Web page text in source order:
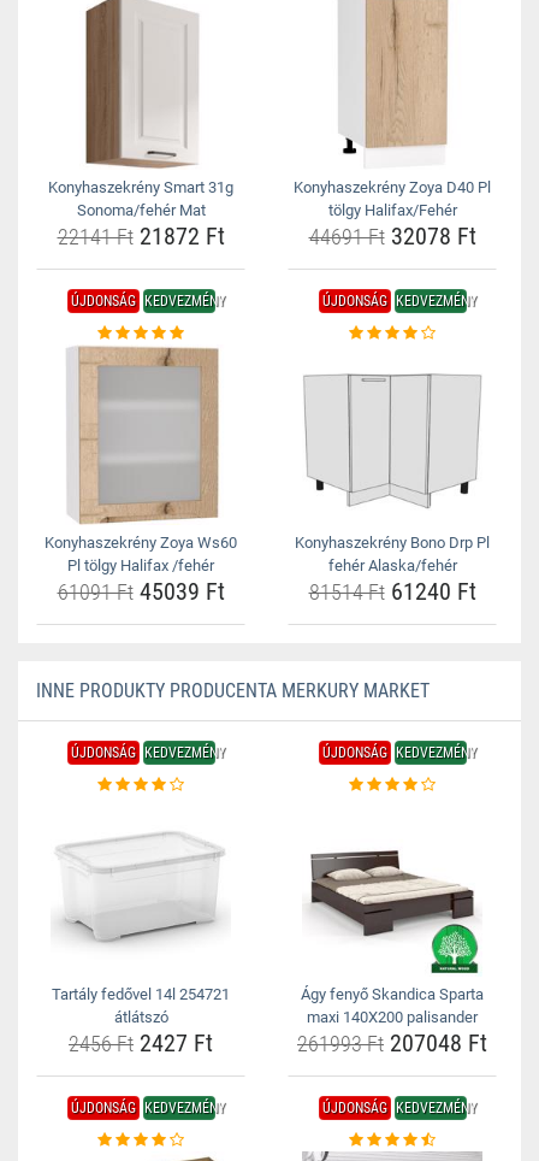
Konyhaszekrény Smart 31g
Sonoma/fehér Mat
22141 Ft21872 Ft
Konyhaszekrény Zoya D40 Pl
tölgy Halifax/Fehér
44691 Ft32078 Ft
ÚJDONSÁG KEDVEZMÉNY
Konyhaszekrény Zoya Ws60
Pl tölgy Halifax /fehér
61091 Ft45039 Ft
ÚJDONSÁG KEDVEZMÉNY
Konyhaszekrény Bono Drp Pl
fehér Alaska/fehér
81514 Ft61240 Ft
INNE PRODUKTY PRODUCENTA MERKURY MARKET
ÚJDONSÁG KEDVEZMÉNY
Tartály fedővel 14l 254721
átlátszó
2456 Ft 2427 Ft
ÚJDONSÁG KEDVEZMÉNY
Ágy fenyő Skandica Sparta
maxi 140X200 palisander
261993 Ft 207048 Ft
ÚJDONSÁG KEDVEZMÉNY ÚJDONSÁG KEDVEZMÉNY